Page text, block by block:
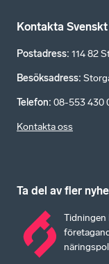
Kontakta
Postadress: 114 82
Besöksadress:
Telefon: 08-553 430
Kontakta oss
Ta del av fler
Tidningen